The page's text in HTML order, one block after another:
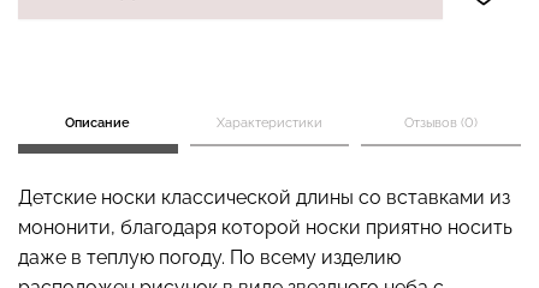
Описание Характеристики Отзывов (0)
Детские носки классической длины со вставками из
мононити, благодаря которой носки приятно носить
даже в теплую погоду. По всему изделию
Бесшовные леггинсы
Велосипедки с высокой